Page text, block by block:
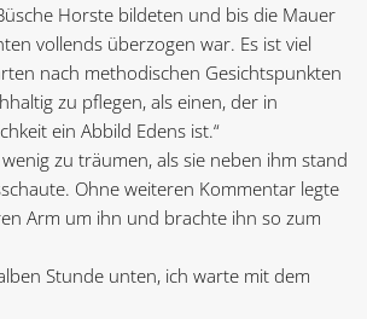
Horste bildeten und bis die Mauer
vollends überzogen war. Es ist viel
nach methodischen Gesichtspunkten
zu pflegen, als einen, der in
ein Abbild Edens ist.“
zu träumen, als sie neben ihm stand
Ohne weiteren Kommentar legte
Arm um ihn und brachte ihn so zum
Stunde unten, ich warte mit dem